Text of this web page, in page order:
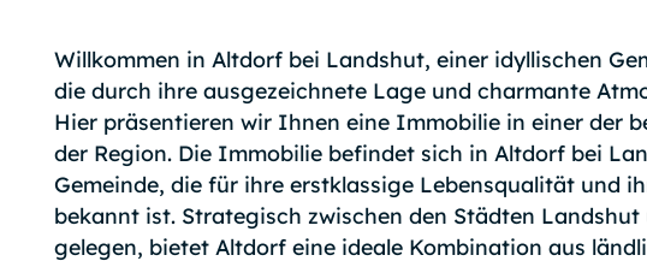
Willkommen in Altdorf bei Landshut, einer idyllischen
die durch ihre ausgezeichnete Lage und charmante
Hier präsentieren wir Ihnen eine Immobilie in einer der
der Region. Die Immobilie befindet sich in Altdorf bei
Gemeinde, die für ihre erstklassige Lebensqualität und
bekannt ist. Strategisch zwischen den Städten Landshut
gelegen, bietet Altdorf eine ideale Kombination aus